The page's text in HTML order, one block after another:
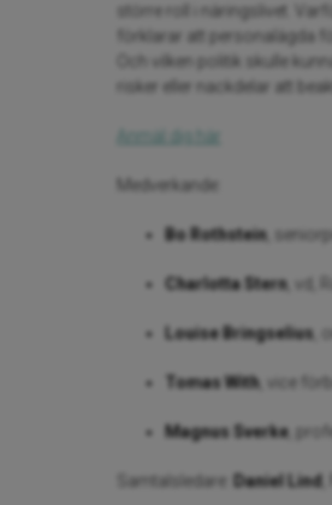
större roll i näringslivet.
förklarar att personalägda
Och vilken politik skulle
risker eller nackdelar att
Anmäl dig här
Medverkande:
Bo Rothstein ,
Charlotta Stern , vd,
Louise Bringselius ,
Tomas With , vice
Magnus Sverke ,
Samtalsledare: Daniel Lind